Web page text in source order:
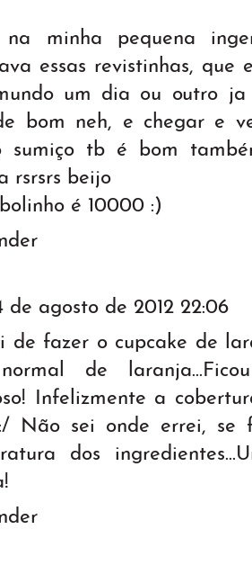
minha pequena
essas revistinhas, que
um dia ou outro
bom neh, e chegar e
sumiço tb é bom
rsrsrs beijo
é 10000 :)
de agosto de 2012 22:06
de fazer o cupcake de
de
Infelizmente a
Não sei onde errei, se
dos